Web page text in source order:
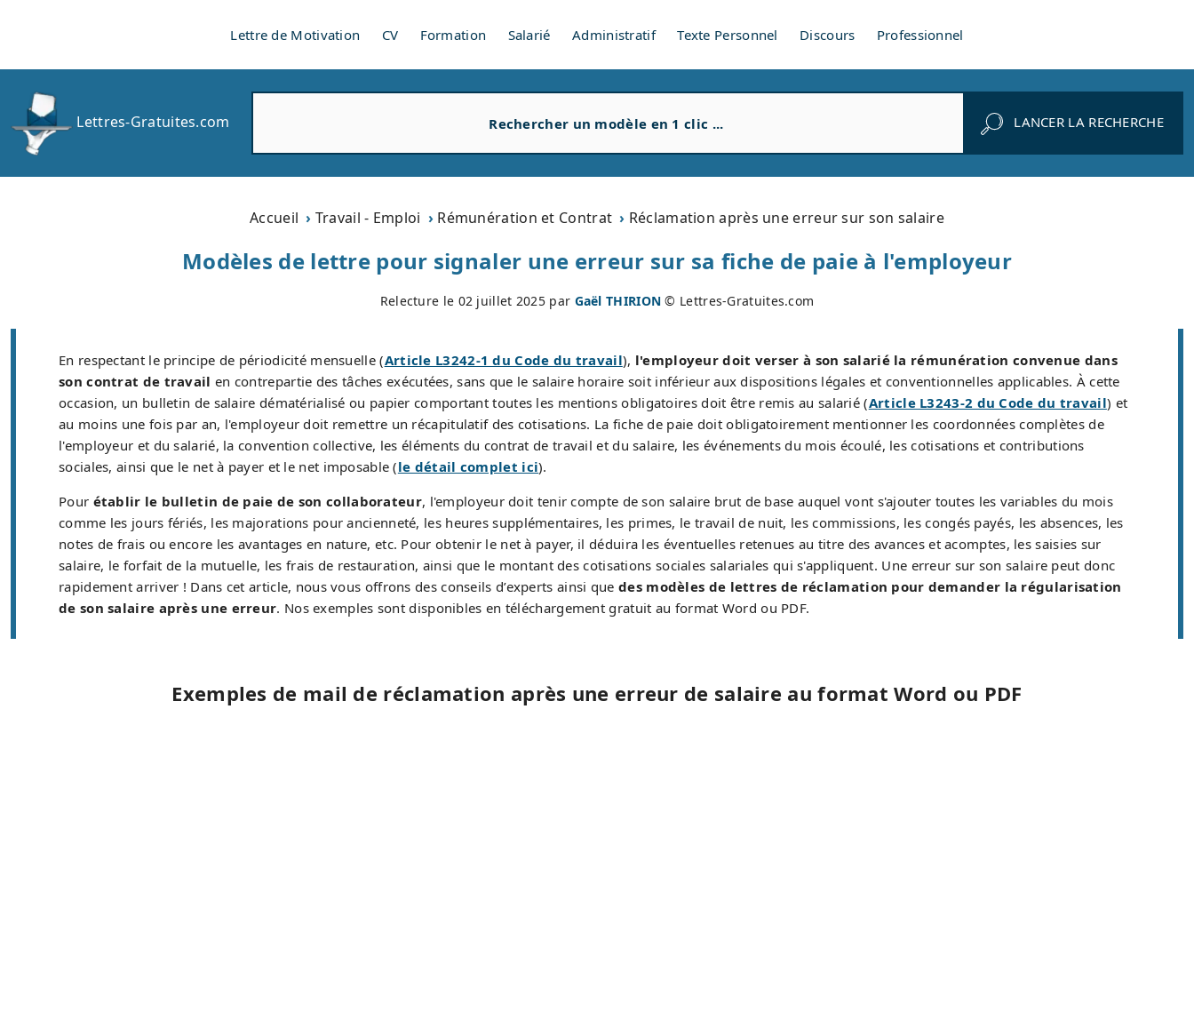
Lettre de Motivation CV Formation Salarié Administratif Texte Personnel Discours Professionnel
Lettres-Gratuites.com
r
h
e
LANCER LA RECHERCHE
Accueil Travail - Emploi Rémunération et Contrat Réclamation après une erreur sur son salaire
Modèles de lettre pour signaler une erreur sur sa fiche de paie à l'employeur
Relecture le 02 juillet 2025 par Gaël THIRION © Lettres-Gratuites.com
En respectant le principe de périodicité mensuelle (Article L3242-1 du Code du travail), l'employeur doit verser à son salarié la rémunération convenue dans
son contrat de travail en contrepartie des tâches exécutées, sans que le salaire horaire soit inférieur aux dispositions légales et conventionnelles applicables. À cette
occasion, un bulletin de salaire dématérialisé ou papier comportant toutes les mentions obligatoires doit être remis au salarié (Article L3243-2 du Code du travail) et
au moins une fois par an, l'employeur doit remettre un récapitulatif des cotisations. La fiche de paie doit obligatoirement mentionner les coordonnées complètes de
l'employeur et du salarié, la convention collective, les éléments du contrat de travail et du salaire, les événements du mois écoulé, les cotisations et contributions
sociales, ainsi que le net à payer et le net imposable (le détail complet ici).
Pour établir le bulletin de paie de son collaborateur, l'employeur doit tenir compte de son salaire brut de base auquel vont s'ajouter toutes les variables du mois
comme les jours fériés, les majorations pour ancienneté, les heures supplémentaires, les primes, le travail de nuit, les commissions, les congés payés, les absences, les
notes de frais ou encore les avantages en nature, etc. Pour obtenir le net à payer, il déduira les éventuelles retenues au titre des avances et acomptes, les saisies sur
salaire, le forfait de la mutuelle, les frais de restauration, ainsi que le montant des cotisations sociales salariales qui s'appliquent. Une erreur sur son salaire peut donc
rapidement arriver ! Dans cet article, nous vous offrons des conseils d’experts ainsi que des modèles de lettres de réclamation pour demander la régularisation
de son salaire après une erreur. Nos exemples sont disponibles en téléchargement gratuit au format Word ou PDF.
Exemples de mail de réclamation après une erreur de salaire au format Word ou PDF